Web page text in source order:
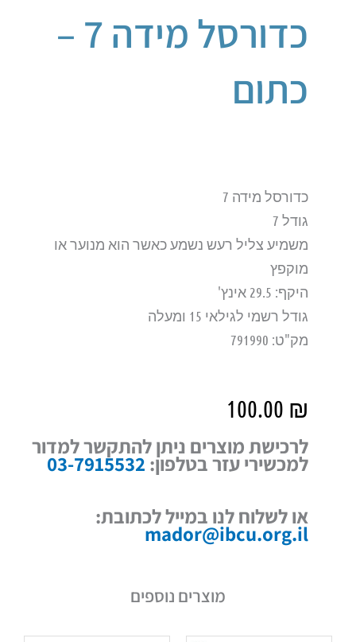
כדורסל מידה 7 –
כתום
כדורסל מידה 7
גודל 7
משמיע צליל רעש נשמע כאשר הוא מנוער או
מוקפץ
היקף: 29.5 אינץ'
גודל רשמי לגילאי 15 ומעלה
מק"ט: 791990
100.00 ₪
לרכישת מוצרים ניתן להתקשר למדור
למכשירי עזר בטלפון: 03-7915532
או לשלוח לנו במייל לכתובת:
mador@ibcu.org.il
מוצרים נוספים